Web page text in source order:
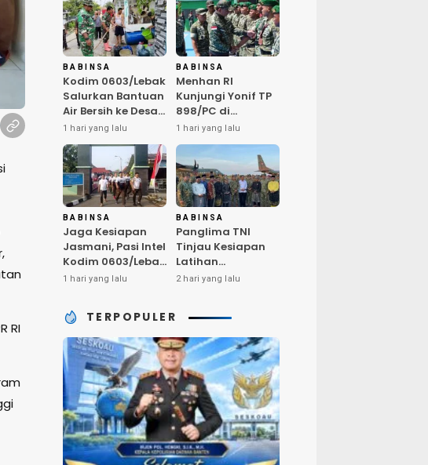
RI
BABINSA
Kodim 0603/Lebak
Salurkan Bantuan
Air Bersih ke Desa
Bungurmekar,
Ringankan Beban
Warga
Terdampak
Kemarau
1 hari yang lalu
BABINSA
Menhan RI
Kunjungi Yonif TP
898/PC di
Kampar,
Tegaskan
Kualitas SDM
Kunci Kekuatan
TNI
1 hari yang lalu
BABINSA
Jaga Kesiapan
Jasmani, Pasi Intel
Kodim 0603/Lebak
Pimpin Pembinaan
1 hari yang lalu
BABINSA
Panglima TNI
Tinjau Kesiapan
Latihan
Terintegrasi TNI
2 hari yang lalu
TERPOPULER